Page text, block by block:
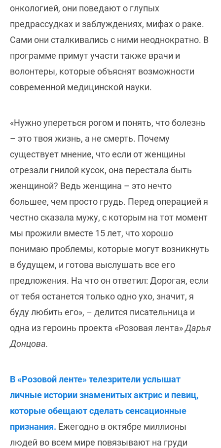
онкологией, они поведают о глупых
предрассудках и заблуждениях, мифах о раке.
Сами они сталкивались с ними неоднократно. В
программе примут участи также врачи и
волонтеры, которые объяснят возможности
современной медицинской науки.
«Нужно упереться рогом и понять, что болезнь
– это твоя жизнь, а не смерть. Почему
существует мнение, что если от женщины
отрезали гнилой кусок, она перестала быть
женщиной? Ведь женщина – это нечто
большее, чем просто грудь. Перед операцией я
честно сказала мужу, с которым на тот момент
мы прожили вместе 15 лет, что хорошо
понимаю проблемы, которые могут возникнуть
в будущем, и готова выслушать все его
предложения. На что он ответил: Дорогая, если
от тебя останется только одно ухо, значит, я
буду любить его», – делится писательница и
одна из героинь проекта «Розовая лента»Дарья
Донцова.
В «Розовой ленте» телезрители услышат
личные истории знаменитых актрис и певиц,
которые обещают сделать сенсационные
признания. Ежегодно в октябре миллионы
людей во всем мире повязывают на груди